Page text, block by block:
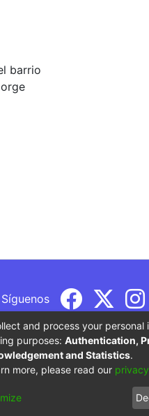
barrio
Síguenos
del Ministerio de
and process your personal
purposes: Authentication,
and Statistics.
more, please read our